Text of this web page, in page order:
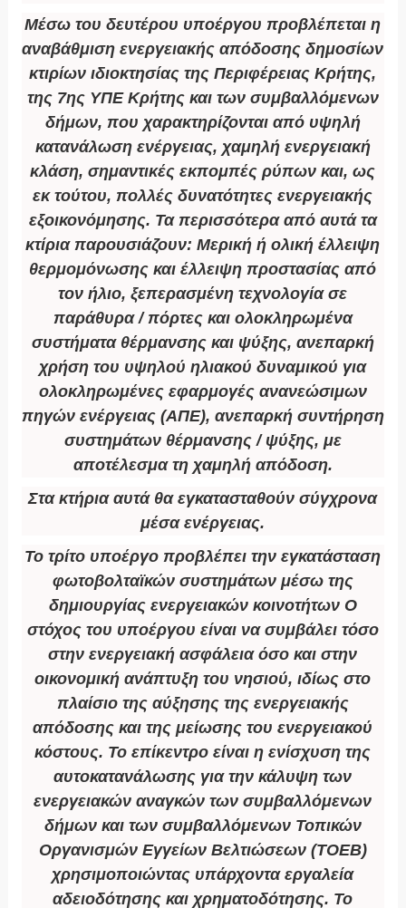
Μέσω του δευτέρου υποέργου προβλέπεται η
αναβάθμιση ενεργειακής απόδοσης δημοσίων
κτιρίων ιδιοκτησίας της Περιφέρειας Κρήτης,
της 7ης ΥΠΕ Κρήτης και των συμβαλλόμενων
δήμων, που χαρακτηρίζονται από υψηλή
κατανάλωση ενέργειας, χαμηλή ενεργειακή
κλάση, σημαντικές εκπομπές ρύπων και, ως
εκ τούτου, πολλές δυνατότητες ενεργειακής
εξοικονόμησης. Τα περισσότερα από αυτά τα
κτίρια παρουσιάζουν: Μερική ή ολική έλλειψη
θερμομόνωσης και έλλειψη προστασίας από
τον ήλιο, ξεπερασμένη τεχνολογία σε
παράθυρα / πόρτες και ολοκληρωμένα
συστήματα θέρμανσης και ψύξης, ανεπαρκή
χρήση του υψηλού ηλιακού δυναμικού για
ολοκληρωμένες εφαρμογές ανανεώσιμων
πηγών ενέργειας (ΑΠΕ), ανεπαρκή συντήρηση
συστημάτων θέρμανσης / ψύξης, με
αποτέλεσμα τη χαμηλή απόδοση.
Στα κτήρια αυτά θα εγκατασταθούν σύγχρονα
μέσα ενέργειας.
Το τρίτο υποέργο προβλέπει την εγκατάσταση
φωτοβολταϊκών συστημάτων μέσω της
δημιουργίας ενεργειακών κοινοτήτων Ο
στόχος του υποέργου είναι να συμβάλει τόσο
στην ενεργειακή ασφάλεια όσο και στην
οικονομική ανάπτυξη του νησιού, ιδίως στο
πλαίσιο της αύξησης της ενεργειακής
απόδοσης και της μείωσης του ενεργειακού
κόστους. Το επίκεντρο είναι η ενίσχυση της
αυτοκατανάλωσης για την κάλυψη των
ενεργειακών αναγκών των συμβαλλόμενων
δήμων και των συμβαλλόμενων Τοπικών
Οργανισμών Εγγείων Βελτιώσεων (ΤΟΕΒ)
χρησιμοποιώντας υπάρχοντα εργαλεία
αδειοδότησης και χρηματοδότησης. Το